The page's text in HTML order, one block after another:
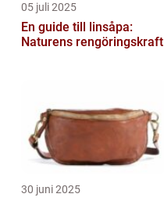
05 juli 2025
En guide till linsåpa:
Naturens rengöringskraft
30 juni 2025